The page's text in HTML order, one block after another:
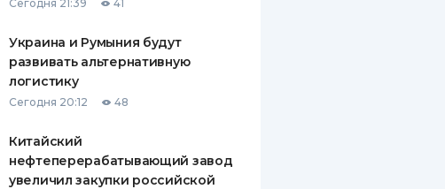
ОТЗЫВЫ О СТРАХОВЫХ
КОМПАНИЯХ
КОНТАКТЫ
Сегодня 21:39 41
Украина и Румыния будут
развивать альтернативную
логистику
Сегодня 20:12 48
Китайский
нефтеперерабатывающий завод
увеличил закупки российской